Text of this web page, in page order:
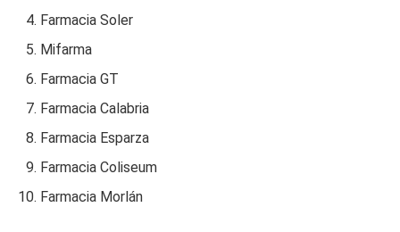
Farmacia Soler
Mifarma
Farmacia GT
Farmacia Calabria
Farmacia Esparza
Farmacia Coliseum
Farmacia Morlán